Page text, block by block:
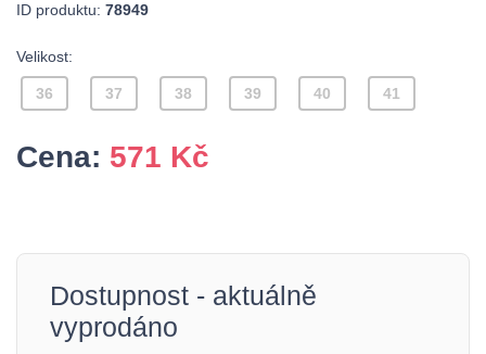
ID produktu: 78949
Velikost:
36 37 38 39 40 41
Cena: 571 Kč
Dostupnost - aktuálně
vyprodáno